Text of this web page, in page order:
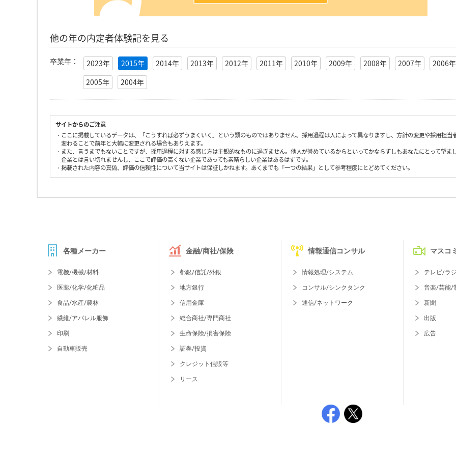
他の年の内定者体験記を見る
卒業年： 2023年 2015年 2014年 2013年 2012年 2011年 2010年 2009年 2008年 2007年
2006年
2005年
2004年
サイトからのご注意
・ここに掲載しているデータは、「こうすれば必ずうまくいく」という類のものではありません。採用過程は人によって異なりますし、方針の変更や採用担当
変わることで前年と大幅に変更される場合もありえます。
・また、言うまでもないことですが、採用過程に対する感じ方は主観的なものに過ぎません。他人が誉めているからといってかならずしもあなたにとって望ま
企業とは言い切れませんし、ここで評価の高くない企業であっても素晴らしい企業はあるはずです。
・掲載された内容の真偽、評価の信頼性について当サイトは保証しかねます。あくまでも「一つの結果」として参考程度にとどめてください。
各種メーカー
電機/機械/材料
医薬/化学/化粧品
食品/水産/農林
繊維/アパレル服飾
印刷
自動車販売
金融/商社/保険
都銀/信託/外銀
地方銀行
信用金庫
総合商社/専門商社
生命保険/損害保険
証券/投資
クレジット信販等
リース
情報通信コンサル
情報処理/システム
コンサル/シンクタンク
通信/ネットワーク
マスコミ
テレビ/ラ
音楽/芸能/
新聞
出版
広告